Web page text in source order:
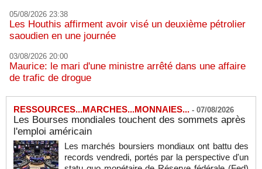
05/08/2026 23:38
Les Houthis affirment avoir visé un deuxième pétrolier
saoudien en une journée
03/08/2026 20:00
Maurice: le mari d'une ministre arrêté dans une affaire
de trafic de drogue
RESSOURCES...MARCHES...MONNAIES... - 07/08/2026
Les Bourses mondiales touchent des sommets après
l'emploi américain
Les marchés boursiers mondiaux ont battu des
records vendredi, portés par la perspective d'un